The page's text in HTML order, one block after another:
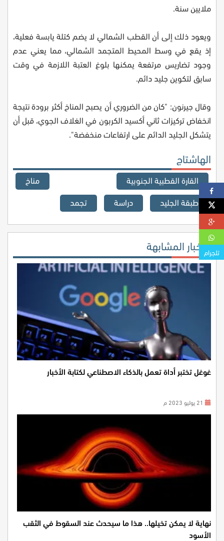
ملايين سنة.
ويعود ذلك إلى أن القطب الشمالي لا يضم كتلة يابسة فعلية،
إذ يقع في وسط المحيط المتجمد الشمالي، مما يعني عدم
وجود تضاريس مرتفعة يمكنها بلوغ العتبة اللازمة في وقت
سابق لتكوين جليد دائم.
وقال جيرنون: "كان من الضروري أن يصبح المناخ أكثر برودة نتيجة
انخفاض تركيزات ثاني أكسيد الكربون في الغلاف الجوي، قبل أن
يتشكل الجليد الدائم على ارتفاعات منخفضة".
الهاشتاج
القارة القطبية الجنوبية
مناخ
طبقة الجليد
دراسة تجمد
الأخبار المشابهة
غوغل تختبر أداة تعمل بالذكاء الاصطناعي لكتابة الأخبار
نهاية لا يمكن تخيلها.. هذا ما سيحدث عند السقوط في الثقب
الأسود
تلجرام